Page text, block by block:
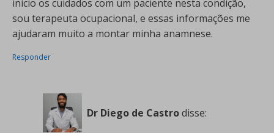
inicio os cuidados com um paciente nesta condição,
sou terapeuta ocupacional, e essas informações me
ajudaram muito a montar minha anamnese.
Responder
Dr Diego de Castrodisse: